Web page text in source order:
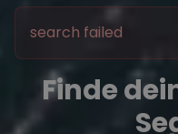
search failed
Finde